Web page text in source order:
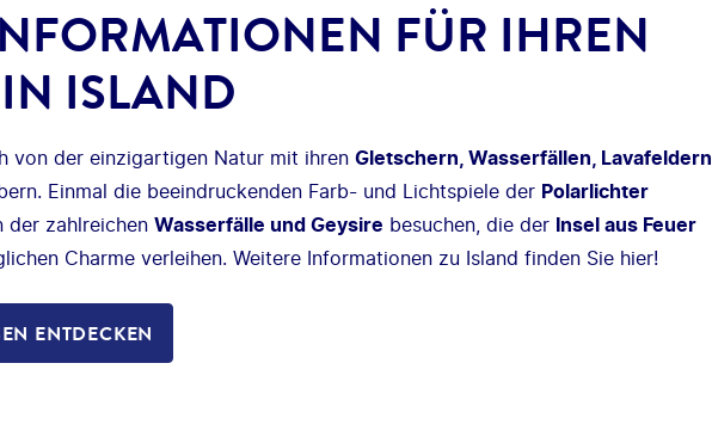
FÜR IHREN
ISLAND
von der einzigartigen Natur mit ihren Gletschern, Wasserfällen, Lavafeldern
Einmal die beeindruckenden Farb- und Lichtspiele der Polarlichter
der zahlreichen Wasserfälle und Geysire besuchen, die der Insel aus Feuer
Charme verleihen. Weitere Informationen zu Island finden Sie hier!
ENTDECKEN